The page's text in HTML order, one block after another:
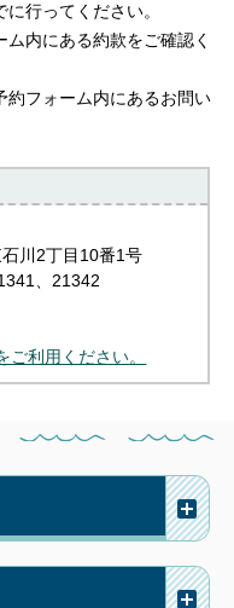
行ってください。
ム内にある約款をご確認く
約フォーム内にあるお問い
川2丁目10番1号
、21342
ご利用ください。